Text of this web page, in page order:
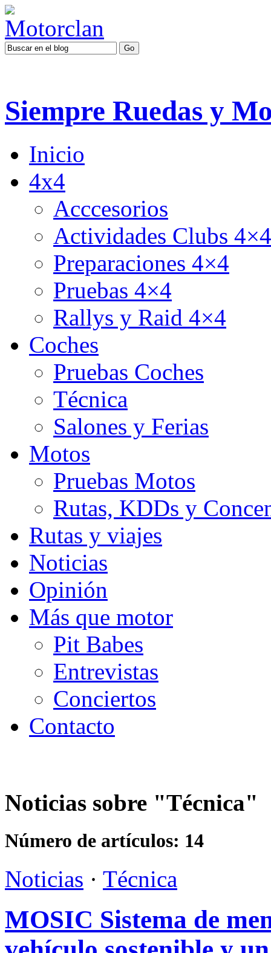
Siempre Ruedas y
Inicio
4x4
Acccesorios
Actividades Clubs 4×4
Preparaciones 4×4
Pruebas 4×4
Rallys y Raid 4×4
Coches
Pruebas Coches
Técnica
Salones y Ferias
Motos
Pruebas Motos
Rutas, KDDs y
Rutas y viajes
Noticias
Opinión
Más que motor
Pit Babes
Entrevistas
Conciertos
Contacto
Noticias sobre "Técnica"
Número de artículos: 14
Noticias · Técnica
MOSIC Sistema de